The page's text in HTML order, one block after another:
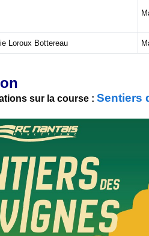
Loroux Bottereau
sur la course : Sentiers